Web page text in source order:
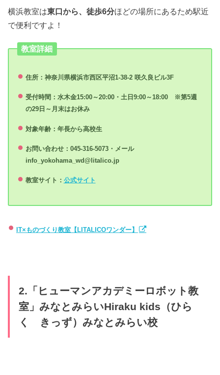
横浜教室は東口から、徒歩6分ほどの場所にあるため駅近
で便利ですよ！
教室詳細
住所：神奈川県横浜市西区平沼1-38-2 咲久良ビル3F
受付時間：水木金15:00～20:00・土日9:00～18:00 ※第5週
の29日～月末はお休み
対象年齢：年長から高校生
お問い合わせ：045-316-5073・メール
info_yokohama_wd@litalico.jp
教室サイト： 公式サイト
IT×ものづくり教室【LITALICOワンダー】
2.「ヒューマンアカデミーロボット教
室」みなとみらいHiraku kids（ひら
く きっず）みなとみらい校